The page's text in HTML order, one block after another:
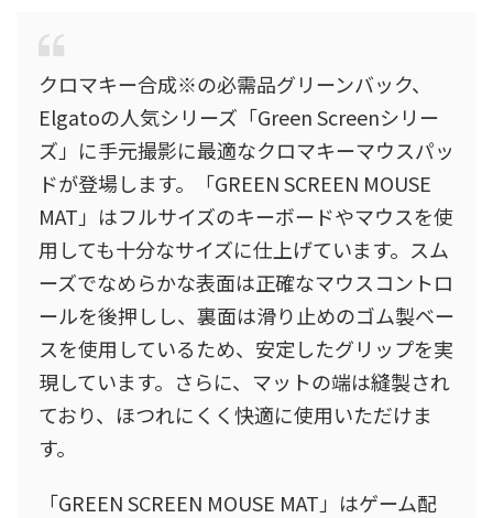
クロマキー合成※の必需品グリーンバック、
Elgatoの人気シリーズ「Green Screenシリー
ズ」に手元撮影に最適なクロマキーマウスパッ
ドが登場します。「GREEN SCREEN MOUSE
MAT」はフルサイズのキーボードやマウスを使
用しても十分なサイズに仕上げています。スム
ーズでなめらかな表面は正確なマウスコントロ
ールを後押しし、裏面は滑り止めのゴム製ベー
スを使用しているため、安定したグリップを実
現しています。さらに、マットの端は縫製され
ており、ほつれにくく快適に使用いただけま
す。
「GREEN SCREEN MOUSE MAT」はゲーム配